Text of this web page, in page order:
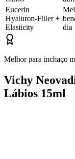
Eucerin
Hyaluron-Filler +
Elasticity
dia
Melhor para inchaço
Vichy
Lábios 15ml